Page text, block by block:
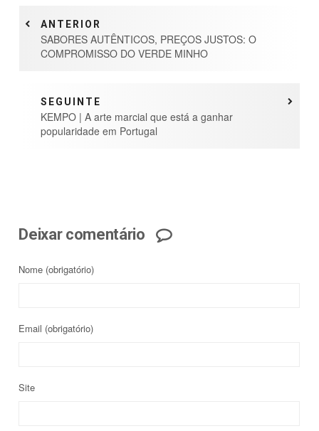
ANTERIOR
SABORES AUTÊNTICOS, PREÇOS JUSTOS: O
COMPROMISSO DO VERDE MINHO
SEGUINTE
KEMPO | A arte marcial que está a ganhar
popularidade em Portugal
Deixar comentário
Nome (obrigatório)
Email (obrigatório)
Site